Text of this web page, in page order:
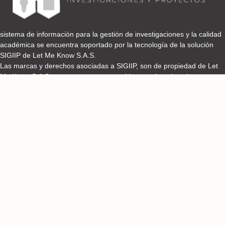
sistema de información para la gestión de investigaciones y la calidad
académica se encuentra soportado por la tecnología de la solución
SIGIIP de Let Me Know S.A.S.
Las marcas y derechos asociadas a SIGIIP, son de propiedad de Let
Me Know S.A.S y se encuentran protegidos por derechos de autor e